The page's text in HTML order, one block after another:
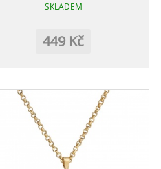
SKLADEM
449 Kč